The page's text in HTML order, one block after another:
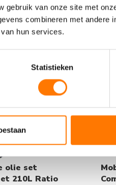
gebruik van onze site met
combineren met andere
hun services.
Statistieken
olie set
210L Ratio